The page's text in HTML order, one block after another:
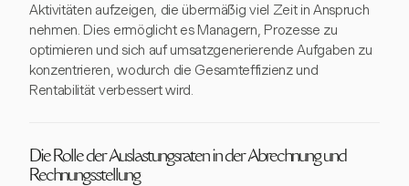
Aktivitäten aufzeigen, die übermäßig viel Zeit in Anspruch
nehmen. Dies ermöglicht es Managern, Prozesse zu
optimieren und sich auf umsatzgenerierende Aufgaben zu
konzentrieren, wodurch die Gesamteffizienz und
Rentabilität verbessert wird.
Die Rolle der Auslastungsraten in der Abrechnung und
Rechnungsstellung